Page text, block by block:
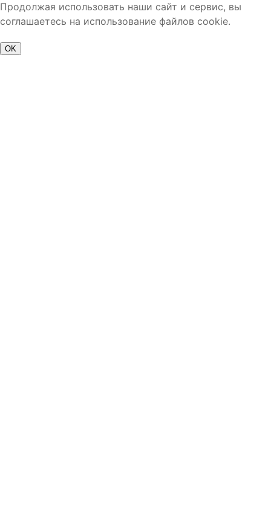
Продолжая использовать наши сайт и сервис, вы
соглашаетесь на использование файлов cookie.
OK